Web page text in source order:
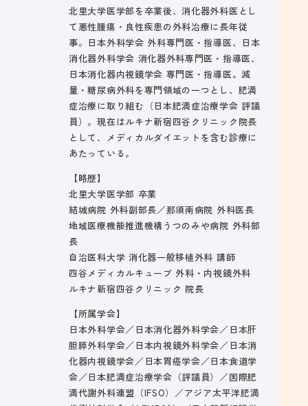
北里大学医学部を卒業後、消化器外科医とし
て悪性腫瘍・良性疾患の外科治療に長年従
事。日本外科学会 外科専門医・指導医、日本
消化器外科学会 消化器外科専門医・指導医、
日本消化器内視鏡学会 専門医・指導医。減
量・糖尿病外科を専門領域の一つとし、肥満
症治療に取り組む（日本肥満症治療学会 評議
員）。現在はルキナ新宿四谷クリニック院長
として、メディカルダイエットを含む診療に
あたっている。
【略歴】
北里大学医学部 卒業
結城病院 外科副部長／那須南病院 外科医長
地域医療機能推進機構うつのみや病院 外科部
長
自治医科大学 消化器一般移植外科 講師
四谷メディカルキューブ 外科・内視鏡外科
ルキナ新宿四谷クリニック 院長
【所属学会】
日本外科学会／日本消化器外科学会／日本肝
胆膵外科学会／日本内視鏡外科学会／日本消
化器内視鏡学会／日本胃癌学会／日本食道学
会／日本肥満症治療学会（評議員）／国際肥
満代謝外科連盟（IFSO）／アジア太平洋肥満